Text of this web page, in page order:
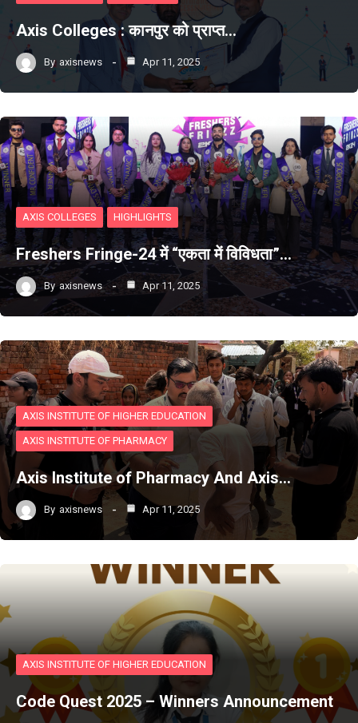
Axis Colleges : कानपुर को प्राप्‍त…
By axisnews Apr 11, 2025
AXIS COLLEGES HIGHLIGHTS
Freshers Fringe-24 में “एकता में विविधता”…
By axisnews Apr 11, 2025
AXIS INSTITUTE OF HIGHER EDUCATION
AXIS INSTITUTE OF PHARMACY
Axis Institute of Pharmacy And Axis…
By axisnews Apr 11, 2025
AXIS INSTITUTE OF HIGHER EDUCATION
Code Quest 2025 – Winners Announcement